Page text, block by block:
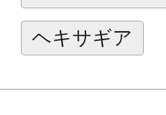
氏自らが行ってい
よりシステマチッ
ヘキサギア